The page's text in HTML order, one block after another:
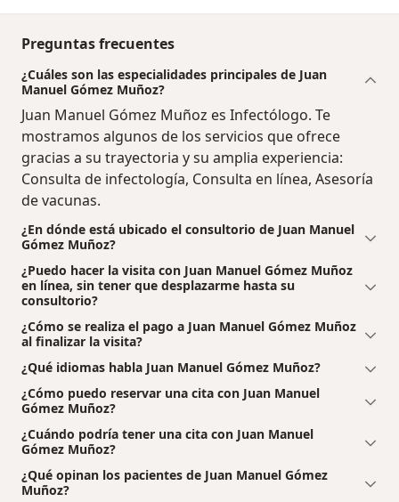
Preguntas frecuentes
¿Cuáles son las especialidades principales de Juan
Manuel Gómez Muñoz?
Juan Manuel Gómez Muñoz es Infectólogo. Te
mostramos algunos de los servicios que ofrece
gracias a su trayectoria y su amplia experiencia:
Consulta de infectología, Consulta en línea, Asesoría
de vacunas.
¿En dónde está ubicado el consultorio de Juan Manuel
Gómez Muñoz?
¿Puedo hacer la visita con Juan Manuel Gómez Muñoz
en línea, sin tener que desplazarme hasta su
consultorio?
¿Cómo se realiza el pago a Juan Manuel Gómez Muñoz
al finalizar la visita?
¿Qué idiomas habla Juan Manuel Gómez Muñoz?
¿Cómo puedo reservar una cita con Juan Manuel
Gómez Muñoz?
¿Cuándo podría tener una cita con Juan Manuel
Gómez Muñoz?
¿Qué opinan los pacientes de Juan Manuel Gómez
Muñoz?